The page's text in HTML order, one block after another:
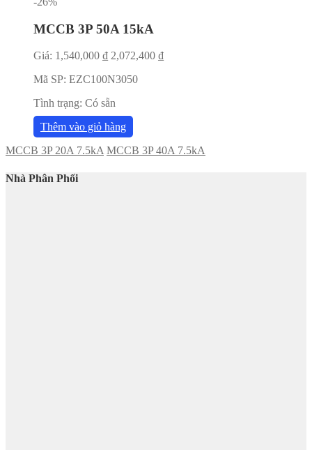
MCCB 3P 50A 15kA
Giá: 1,540,000 ₫ 2,072,400 ₫
Mã SP: EZC100N3050
Tình trạng: Có sẵn
Thêm vào giỏ hàng
MCCB 3P 20A 7.5kA MCCB 3P 40A 7.5kA
Nhà Phân Phối